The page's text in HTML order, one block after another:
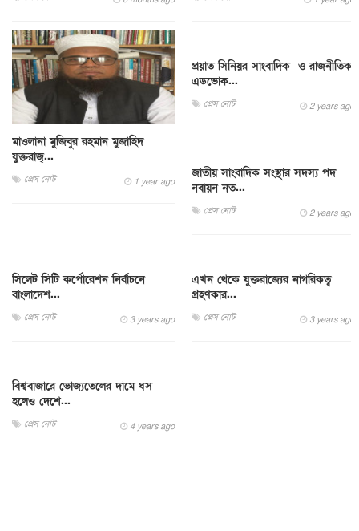
মাওলানা মুজিবুর রহমান মুজাহিদ
যুক্তরাজ‍্...
প্রেস নোট 1 year ago
প্রয়াত সিনিয়র সাংবাদিক ও রাজনীতিক
এডভোক...
প্রেস নোট 2 years ago
জাতীয় সাংবাদিক সংস্থার সদস্য পদ
নবায়ন নত...
প্রেস নোট 2 years ago
সিলেট সিটি কর্পোরেশন নির্বাচনে
বাংলাদেশ...
প্রেস নোট 3 years ago
এখন থেকে যুক্তরাজ্যের নাগরিকত্ব
গ্রহণকার...
প্রেস নোট 3 years ago
বিশ্ববাজারে ভোজ্যতেলের দামে ধস
হলেও দেশে...
প্রেস নোট 4 years ago